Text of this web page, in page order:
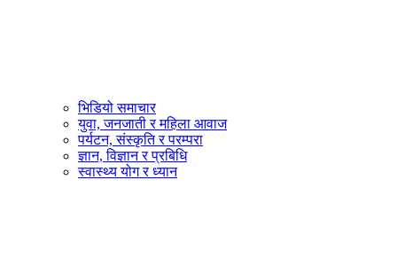
भिडियो समाचार
युवा, जनजाती र महिला आवाज
पर्यटन, संस्कृति र परम्परा
ज्ञान, विज्ञान र प्रबिधि
स्वास्थ्य योग र ध्यान